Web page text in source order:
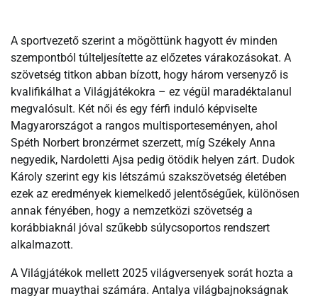
A sportvezető szerint a mögöttünk hagyott év minden
szempontból túlteljesítette az előzetes várakozásokat. A
szövetség titkon abban bízott, hogy három versenyző is
kvalifikálhat a Világjátékokra – ez végül maradéktalanul
megvalósult. Két női és egy férfi induló képviselte
Magyarországot a rangos multisporteseményen, ahol
Spéth Norbert bronzérmet szerzett, míg Székely Anna
negyedik, Nardoletti Ajsa pedig ötödik helyen zárt. Dudok
Károly szerint egy kis létszámú szakszövetség életében
ezek az eredmények kiemelkedő jelentőségűek, különösen
annak fényében, hogy a nemzetközi szövetség a
korábbiaknál jóval szűkebb súlycsoportos rendszert
alkalmazott.
A Világjátékok mellett 2025 világversenyek sorát hozta a
magyar muaythai számára. Antalya világbajnokságnak